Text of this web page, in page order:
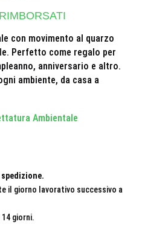
con movimento al quarzo
Perfetto come regalo per
anniversario e altro.
ambiente, da casa a
Ambientale
il giorno lavorativo successivo a
giorni.